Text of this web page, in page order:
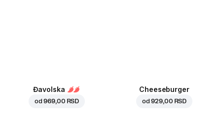
Đavolska
od969,00 RSD
Cheeseburger
od929,00 RSD